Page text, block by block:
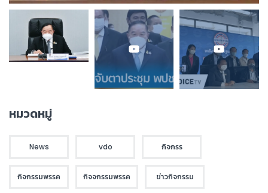
หมวดหมู่
News vdo กิจกรร
กิจกรรมพรรค กิจจกรรมพรรค ข่าวกิจกรรม